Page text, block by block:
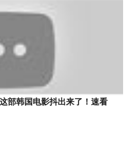
部韩国电影抖出来了！速看